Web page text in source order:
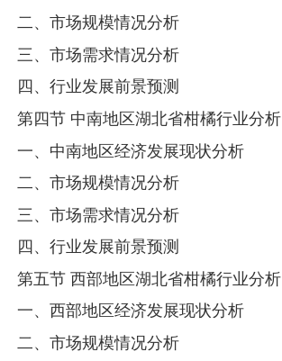
二、市场规模情况分析
三、市场需求情况分析
四、行业发展前景预测
第四节 中南地区湖北省柑橘行业分析
一、中南地区经济发展现状分析
二、市场规模情况分析
三、市场需求情况分析
四、行业发展前景预测
第五节 西部地区湖北省柑橘行业分析
一、西部地区经济发展现状分析
二、市场规模情况分析